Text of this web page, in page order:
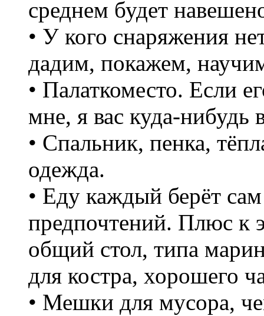
среднем будет
• У кого снаряжения
дадим, покажем,
• Палаткоместо. Если
мне, я вас куда-нибудь
• Спальник, пенка,
одежда.
• Еду каждый берёт
предпочтений. Плюс к
общий стол, типа
для костра, хорошего
• Мешки для мусора,